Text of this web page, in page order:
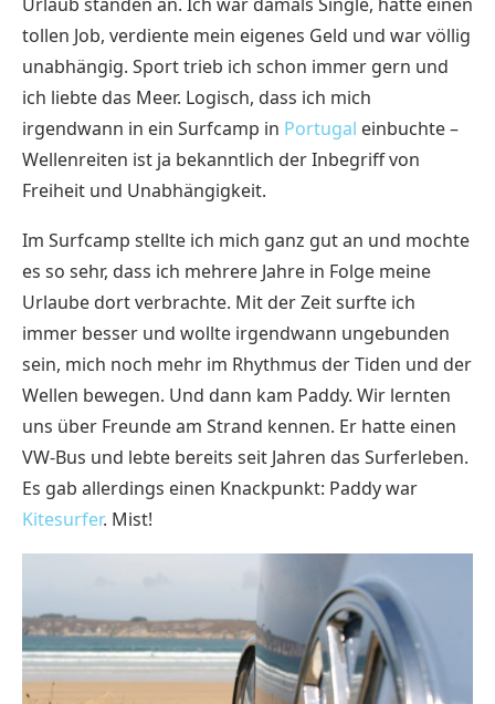
tollen Job, verdiente mein eigenes Geld und war völlig
unabhängig. Sport trieb ich schon immer gern und
ich liebte das Meer. Logisch, dass ich mich
irgendwann in ein Surfcamp in Portugal einbuchte –
Wellenreiten ist ja bekanntlich der Inbegriff von
Freiheit und Unabhängigkeit.
Im Surfcamp stellte ich mich ganz gut an und mochte
es so sehr, dass ich mehrere Jahre in Folge meine
Urlaube dort verbrachte. Mit der Zeit surfte ich
immer besser und wollte irgendwann ungebunden
sein, mich noch mehr im Rhythmus der Tiden und der
Wellen bewegen. Und dann kam Paddy. Wir lernten
uns über Freunde am Strand kennen. Er hatte einen
VW-Bus und lebte bereits seit Jahren das Surferleben.
Es gab allerdings einen Knackpunkt: Paddy war
Kitesurfer. Mist!